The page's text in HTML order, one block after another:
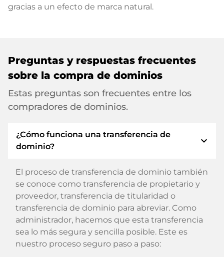
gracias a un efecto de marca natural.
Preguntas y respuestas frecuentes
sobre la compra de dominios
Estas preguntas son frecuentes entre los
compradores de dominios.
¿Cómo funciona una transferencia de
dominio?
expand_more
El proceso de transferencia de dominio también
se conoce como transferencia de propietario y
proveedor, transferencia de titularidad o
transferencia de dominio para abreviar. Como
administrador, hacemos que esta transferencia
sea lo más segura y sencilla posible. Este es
nuestro proceso seguro paso a paso: